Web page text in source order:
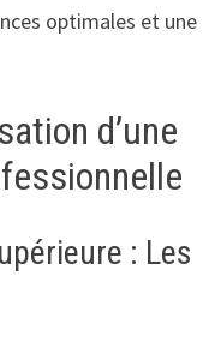
optimales et une
d’une
: Les